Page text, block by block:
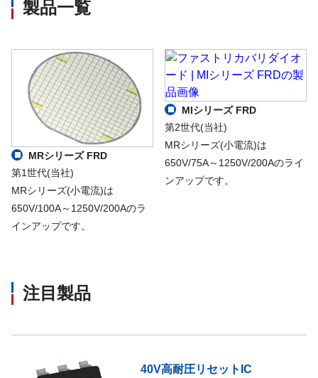
製品一覧
MRシリーズ FRD
第1世代(当社)
MRシリーズ(小電流)は
650V/100A～1250V/200Aのラ
インアップです。
MIシリーズ FRD
第2世代(当社)
MRシリーズ(小電流)は
650V/75A～1250V/200Aのライ
ンアップです。
注目製品
40V高耐圧リセットIC